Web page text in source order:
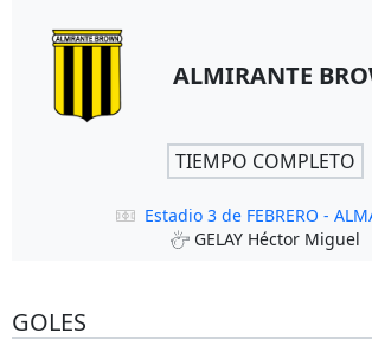
ALMIRANTE
TIEMPO COMPLETO
Estadio 3 de FEBRERO -
GELAY Héctor Miguel
GOLES